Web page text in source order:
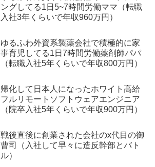
ングしてる1日5~7時間労働ママ（転職
入社3年くらいで年収960万円）
ゆるふわ外資系製薬会社で積極的に家
事育児してる1日7時間労働薬剤師パパ
（転職入社5年くらいで年収800万円）
帰化して日本人になったホワイト高給
フルリモートソフトウェアエンジニア
（院卒入社5年くらいで年収900万円）
戦後直後に創業された会社のx代目の御
曹司（入社して早々に造反幹部とバト
ル）